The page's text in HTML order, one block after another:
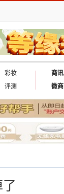
彩妆
评测
商讯
微商